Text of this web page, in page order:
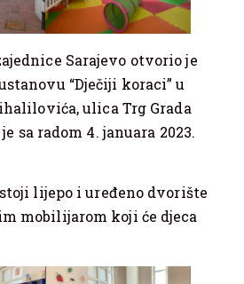
Sarajevo otvorio je
“Dječiji koraci” u
ulica Trg Grada
sa radom 4. januara 2023.
lijepo i uređeno dvorište
mobilijarom koji će djeca